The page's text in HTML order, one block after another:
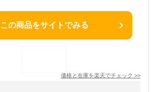
この商品をサイトでみる
価格と在庫を楽天でチェック >>